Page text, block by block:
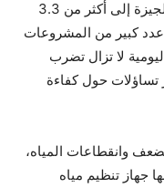
رغم وصول إنتاج مياه الشرب بمحافظة الجيزة إلى أكثر من 3.3
كبير من المشروعات
لا تزال تضرب
حول كفاءة
وانقطاعات المياه،
جهاز تنظيم مياه